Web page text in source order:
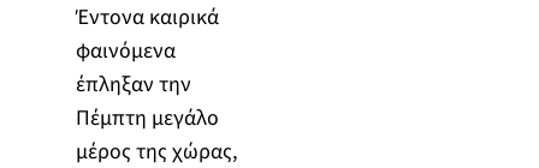
Έντονα καιρικά
φαινόμενα
έπληξαν την
Πέμπτη μεγάλο
μέρος της χώρας,